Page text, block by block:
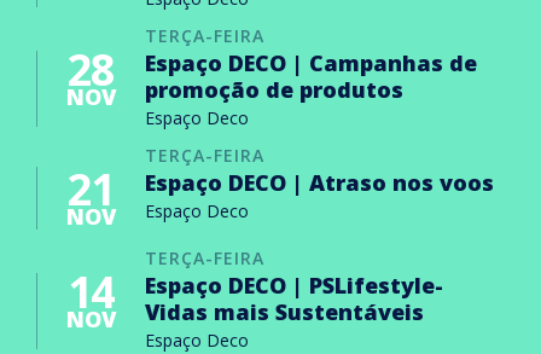
TERÇA-FEIRA
28
NOV
Espaço DECO | Campanhas de
promoção de produtos
Espaço Deco
TERÇA-FEIRA
21
NOV
Espaço DECO | Atraso nos voos
Espaço Deco
TERÇA-FEIRA
14
NOV
Espaço DECO | PSLifestyle-
Vidas mais Sustentáveis
Espaço Deco